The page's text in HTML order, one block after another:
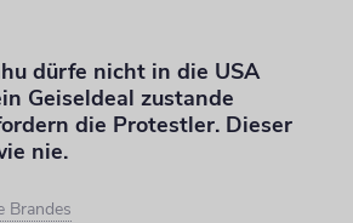
dürfe nicht in die USA
Geiseldeal zustande
die Protestler. Dieser
nie.
Brandes